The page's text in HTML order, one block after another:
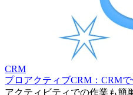
CRM
プロアクティブCRM：CRM
アクティビティでの作業も簡